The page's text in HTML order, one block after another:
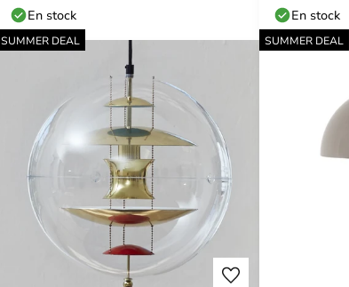
En stock En stock
SUMMER DEAL SUMMER DEAL